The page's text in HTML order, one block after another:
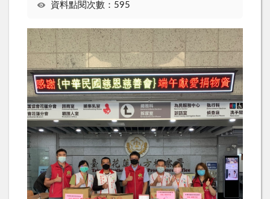
資料點閱次數：595